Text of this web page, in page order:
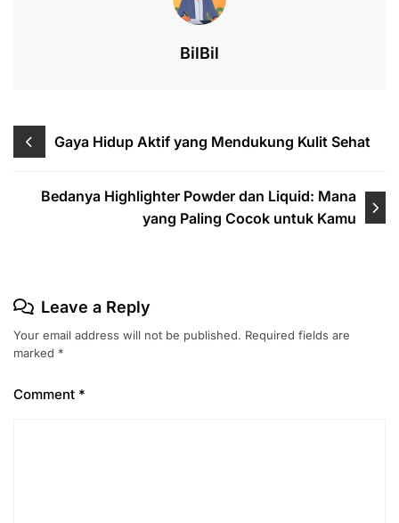
BilBil
Post
navigation
Gaya Hidup Aktif yang Mendukung Kulit Sehat
Bedanya Highlighter Powder dan Liquid: Mana
yang Paling Cocok untuk Kamu
Leave a Reply
Your email address will not be published. Required fields are
marked *
Comment *